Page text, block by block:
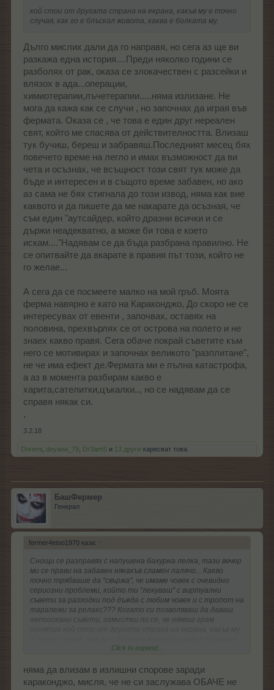
кой стои от другата страна на екрана, какъв му е точно
случая, как го е блъскал живота, каква е болката му.
Дълго мислих дали да го направя, но сега аз ще ви
разкажа една история....Преди няколко години се
разболях от рак, оказа се злокачествен с разсейки и
влязох в ада...операции,
химиотерапии,лъчетерапии.....няма излизане. Не
мога да кажа как се случи , но започнах да играя във
фермата. Оказа се , че това е един друг нереален
свят, който ме спасява от действителността. Влизаш
тук бучиш, береш и забравяш.Последният месец бях
повечето време на легло и имах възможност да ви
чета и осъзнах, че всъщност този свят тук може да
бъде и интересен и в същото време забавен, но ако
аз сама не бях стигнала до този извод, няма как вие
каквото и да пишете да ме накарате да осъзная, че
съм един "аутсайдер, който дразни всички и се
държи неадекватно, а може би това е което
искам...."Надявам се да бъда разбрана правилно. Не
се опитвайте да вкарате в правия път този, който не
го желае...
А сега да се посмеете малко на мой гръб. Моята
ферма навярно е като на Караконджо, До скоро не се
интересувах от евенти , започвах, оставях на
половина, прехвърлях се от острова на полето и не
знаех какво правя. Сега обаче покрай съветите към
него се мотивирах и започнах великото "разплитане",
не че има ефект де.Фермата ми е пълна катастрофа,
а аз в момента разбирам какво е
харита,сателитки,цъкалки.., но се надявам да се
справя някак си.
,
3.2.18
Doremi deyana_79 Dr3amS и 13 други харесват това.
БашФермер
Генерал
fermer4etoo1970 каза: ↑
Снощи се разправях с напушена бахурна лелка, тази вечер
ми се прави на забавен някакъв сламен палячо... Какво
точно трябваше да "свържа", че имаме човек с очевидно
сериозни проблеми, който ти "лекуваш" с виртуални
съвети за разходки под дъжда с любим човек и с тропот на
таралежи за релакс??? Когато си позволяваш да даваш
непоискани съвети, замисляш ли се, че нямаш грам
му? Най-елементарен пример, като за теб... Я си
инвалид и никога не е имал възможността и щастието да
стъпи на краката си, да направи дори и една крачка, и се
Click to expand...
няма да влизам в излишни спорове заради
караконджо, мисля, че не си заслужава ОБАЧЕ не